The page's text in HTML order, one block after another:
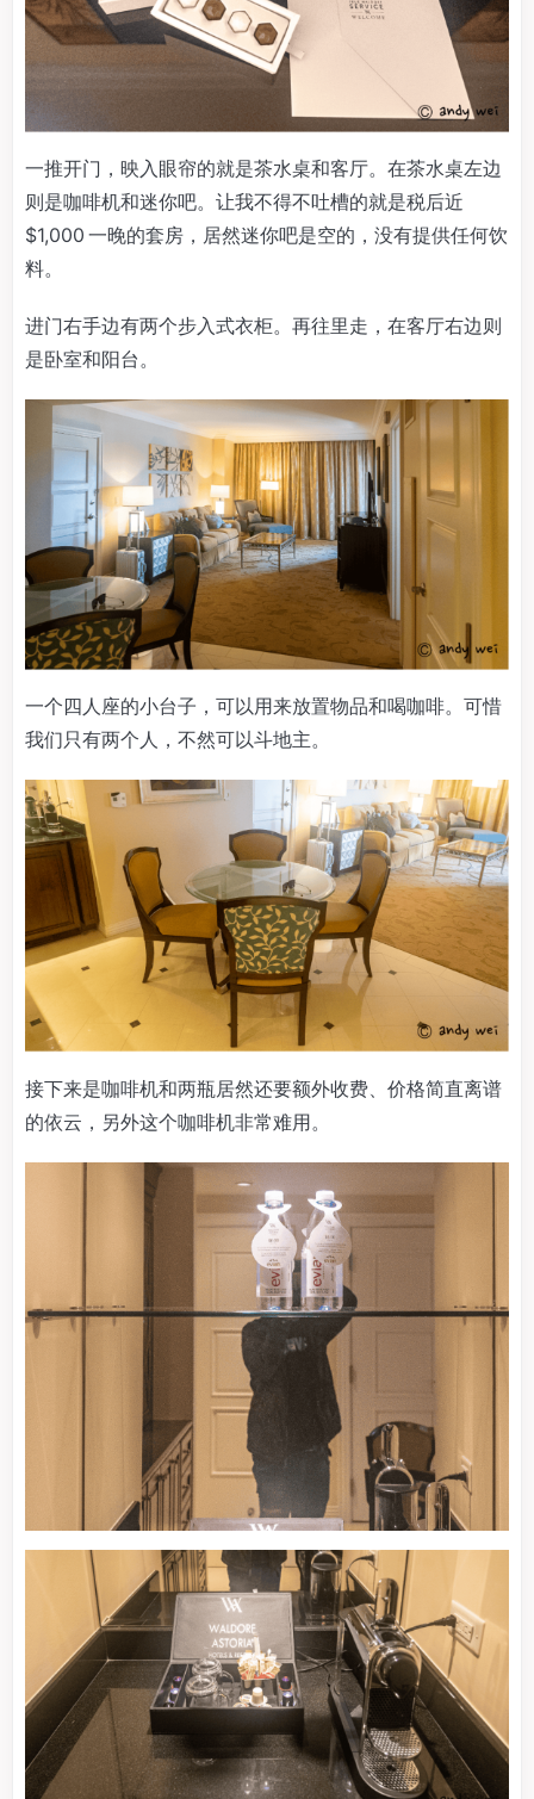
一推开门，映入眼帘的就是茶水桌和客厅。在茶水桌左边
则是咖啡机和迷你吧。让我不得不吐槽的就是税后近
$1,000 一晚的套房，居然迷你吧是空的，没有提供任何饮
料。
进门右手边有两个步入式衣柜。再往里走，在客厅右边则
是卧室和阳台。
一个四人座的小台子，可以用来放置物品和喝咖啡。可惜
我们只有两个人，不然可以斗地主。
接下来是咖啡机和两瓶居然还要额外收费、价格简直离谱
的依云，另外这个咖啡机非常难用。